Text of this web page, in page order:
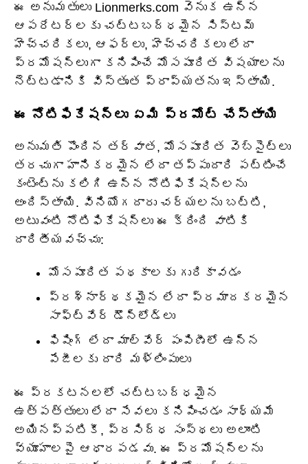
ఈ అనుమతులు Lionmerks.com వెనుక ఉన్న
ఆపరేటర్లకు చట్టబద్ధమైన సిస్టమ్
హెచ్చరికలు, ఆఫర్లు, హెచ్చరికలు లేదా
ప్రమోషన్లుగా కనిపించే మోసపూరిత విషయాలను
నెట్టడానికి విస్తృత ప్రాప్యతను ఇస్తాయి.
ఈ నోటిఫికేషన్‌లు ఏమి ప్రమోట్ చేస్తాయి
అనుమతి పొందిన తర్వాత, మోసపూరిత వెబ్‌సైట్‌లు
తరచుగా హానికరమైన లేదా తప్పుదారి పట్టించే
కంటెంట్‌ను కలిగి ఉన్న నోటిఫికేషన్‌లను
అందిస్తాయి. వినియోగదారు చర్యలను బట్టి,
అటువంటి నోటిఫికేషన్‌లు ఈ క్రింది వాటికి
దారితీయవచ్చు:
మోసపూరిత పథకాలకు గురికావడం
ప్రశ్నార్థకమైన లేదా ప్రమాదకరమైన
సాఫ్ట్‌వేర్ డౌన్‌లోడ్‌లు
ఫిషింగ్ లేదా మాల్వేర్ పంపిణీలో ఉన్న
పేజీలకు దారి మళ్లింపులు
ఈ ప్రకటనలలో చట్టబద్ధమైన
ఉత్పత్తులు లేదా సేవలు కనిపించడం సాధ్యమే
అయినప్పటికీ, ప్రసిద్ధ సంస్థలు అలాంటి
వ్యూహాలపై ఆధారపడవు. ఈ ప్రమోషన్‌లను